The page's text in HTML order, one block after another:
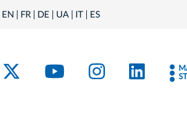
EN FR DE UA IT ES
Kraków - X
Kraków -Kraków -